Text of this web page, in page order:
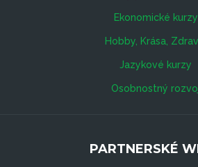
Ekonomické kurzy
Hobby, Krása,
Jazykové kurzy
Osobnostný
PARTNERSKÉ